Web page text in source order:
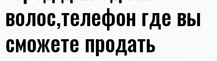
волос,телефон где вы
сможете продать